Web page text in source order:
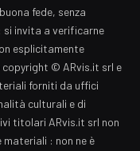
fede, senza
invita a verificarne
esplicitamente
© ARvis.it srl e
forniti da uffici
culturali e di
titolari ARvis.it srl non
: non ne è